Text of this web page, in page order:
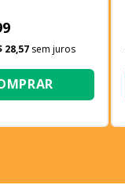
28,57 sem juros